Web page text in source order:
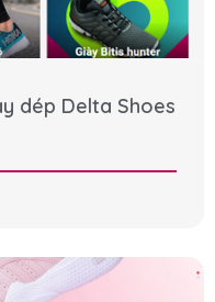
dép Delta Shoes